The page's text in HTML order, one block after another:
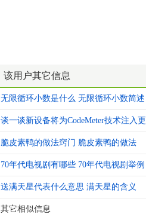
该用户其它信息
无限循环小数是什么 无限循环小数简述
谈一谈新设备将为CodeMeter技术注入
脆皮素鸭的做法窍门 脆皮素鸭的做法
70年代电视剧有哪些 70年代电视剧举例
送满天星代表什么意思 满天星的含义
其它相似信息